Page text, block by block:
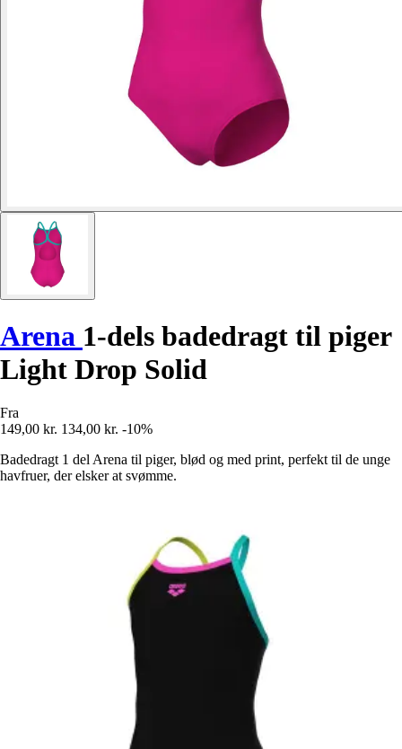
Arena 1-dels badedragt til piger
Light Drop Solid
Fra
149,00 kr. 134,00 kr. -10%
Badedragt 1 del Arena til piger, blød og med print, perfekt til de unge
havfruer, der elsker at svømme.